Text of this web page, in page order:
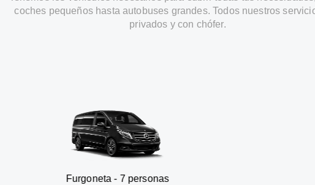
coches pequeños hasta autobuses grandes. Todos nuestros
privados y con chófer.
Furgoneta - 7 personas SUV - 3